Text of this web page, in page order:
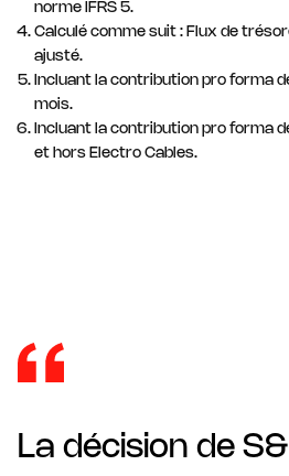
norme IFRS 5.
Calculé comme suit : Flux de
ajusté.
Incluant la contribution pro forma
mois.
Incluant la contribution pro forma
et hors Electro Cables.
La décision de